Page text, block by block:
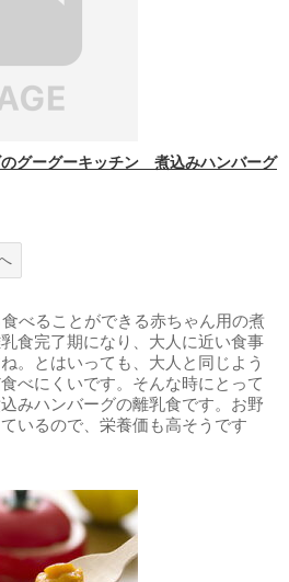
グーグーキッチン 煮込みハンバーグ
べることができる赤ちゃん用の煮
食完了期になり、大人に近い食事
。とはいっても、大人と同じよう
べにくいです。そんな時にとって
みハンバーグの離乳食です。お野
いるので、栄養価も高そうです